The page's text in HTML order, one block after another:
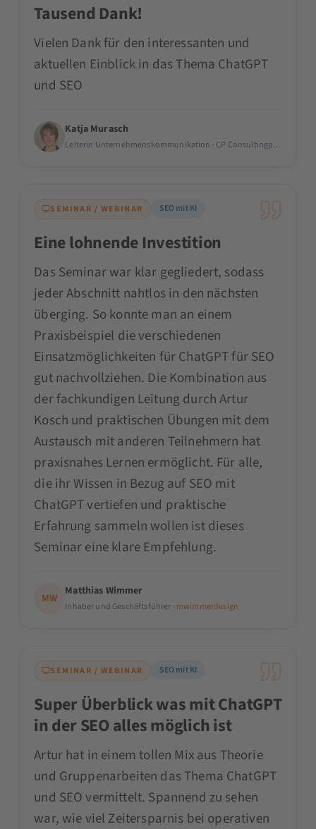
Tausend Dank!
Vielen Dank für den interessanten und
aktuellen Einblick in das Thema ChatGPT
und SEO
Katja Murasch
Leiterin Unternehmenskommunikation · CP Consultingpartner AG
SEMINAR / WEBINAR SEO mit KI
Eine lohnende Investition
Das Seminar war klar gegliedert, sodass
jeder Abschnitt nahtlos in den nächsten
überging. So konnte man an einem
Praxisbeispiel die verschiedenen
Einsatzmöglichkeiten für ChatGPT für SEO
gut nachvollziehen. Die Kombination aus
der fachkundigen Leitung durch Artur
Kosch und praktischen Übungen mit dem
Austausch mit anderen Teilnehmern hat
praxisnahes Lernen ermöglicht. Für alle,
die ihr Wissen in Bezug auf SEO mit
ChatGPT vertiefen und praktische
Erfahrung sammeln wollen ist dieses
Seminar eine klare Empfehlung.
MW
Matthias Wimmer
Inhaber und Geschäftsführer · mwimmerdesign
SEMINAR / WEBINAR SEO mit KI
Super Überblick was mit ChatGPT
in der SEO alles möglich ist
Artur hat in einem tollen Mix aus Theorie
und Gruppenarbeiten das Thema ChatGPT
und SEO vermittelt. Spannend zu sehen
war, wie viel Zeitersparnis bei operativen